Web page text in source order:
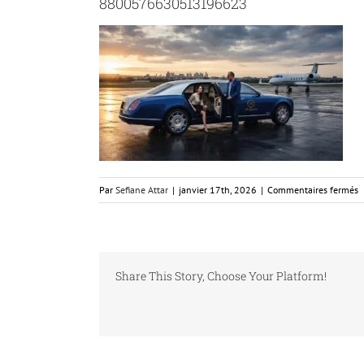
Par Sefiane Attar | janvier 17th, 2026 | Commentaires ferméssur
Share This Story, Choose Your Platform!